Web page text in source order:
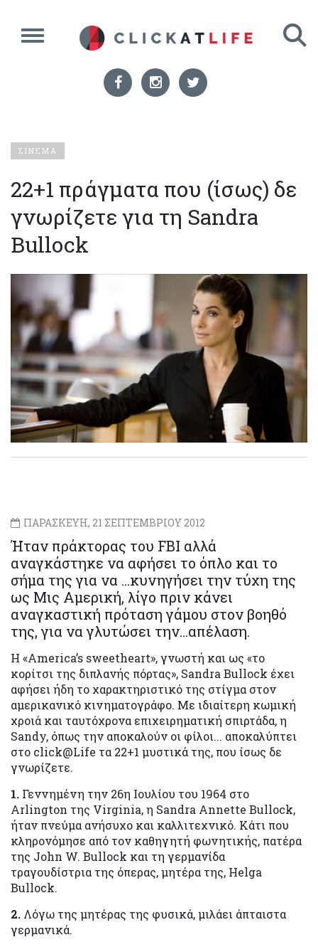
ΣΙΝΕΜΑ
22+1 πράγματα που (ίσως) δε
γνωρίζετε για τη Sandra
Bullock
ΠΑΡΑΣΚΕΥΗ, 21 ΣΕΠΤΕΜΒΡΙΟΥ 2012
Ήταν πράκτορας του FBI αλλά
αναγκάστηκε να αφήσει το όπλο και το
σήμα της για να ...κυνηγήσει την τύχη της
ως Μις Αμερική, λίγο πριν κάνει
αναγκαστική πρόταση γάμου στον βοηθό
της, για να γλυτώσει την...απέλαση.
Η «America’s sweetheart», γνωστή και ως «το
κορίτσι της διπλανής πόρτας», Sandra Bullock έχει
αφήσει ήδη το χαρακτηριστικό της στίγμα στον
αμερικανικό κινηματογράφο. Με ιδιαίτερη κωμική
χροιά και ταυτόχρονα επιχειρηματική σπιρτάδα, η
Sandy, όπως την αποκαλούν οι φίλοι... αποκαλύπτει
στο click@Life τα 22+1 μυστικά της, που ίσως δε
γνωρίζετε.
1. Γεννημένη την 26η Ιουλίου του 1964 στο
Arlington της Virginia, η Sandra Annette Bullock,
ήταν πνεύμα ανήσυχο και καλλιτεχνικό. Κάτι που
κληρονόμησε από τον καθηγητή φωνητικής, πατέρα
της John W. Bullock και τη γερμανίδα
τραγουδίστρια της όπερας, μητέρα της, Helga
Bullock.
2. Λόγω της μητέρας της φυσικά, μιλάει άπταιστα
γερμανικά.